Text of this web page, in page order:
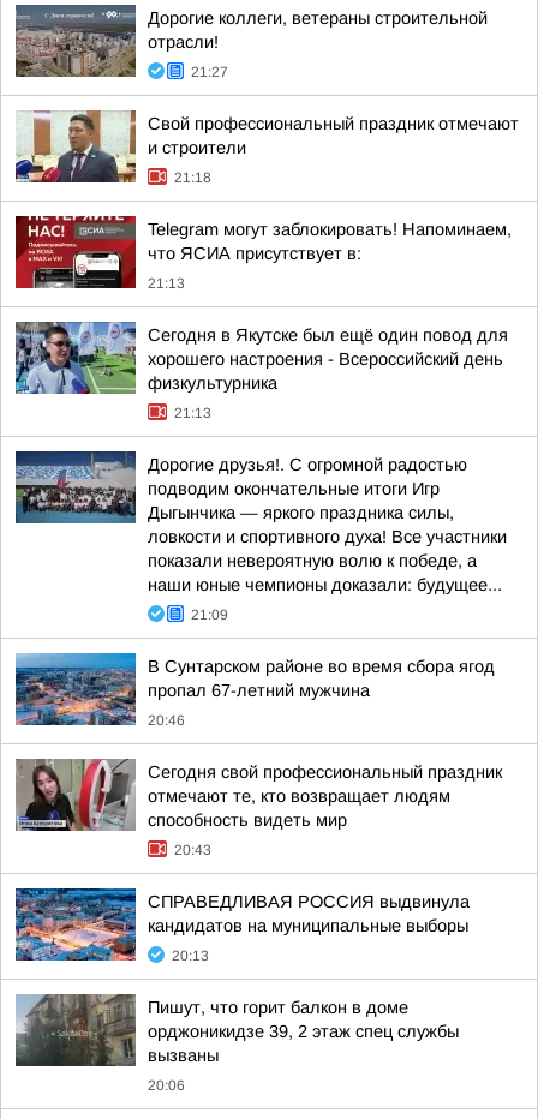
Дорогие коллеги, ветераны строительной
отрасли!
21:27
Свой профессиональный праздник отмечают
и строители
21:18
Telegram могут заблокировать! Напоминаем,
что ЯСИА присутствует в:
21:13
Сегодня в Якутске был ещё один повод для
хорошего настроения - Всероссийский день
физкультурника
21:13
Дорогие друзья!. С огромной радостью
подводим окончательные итоги Игр
Дыгынчика — яркого праздника силы,
ловкости и спортивного духа! Все участники
показали невероятную волю к победе, а
наши юные чемпионы доказали: будущее...
21:09
В Сунтарском районе во время сбора ягод
пропал 67-летний мужчина
20:46
Сегодня свой профессиональный праздник
отмечают те, кто возвращает людям
способность видеть мир
20:43
СПРАВЕДЛИВАЯ РОССИЯ выдвинула
кандидатов на муниципальные выборы
20:13
Пишут, что горит балкон в доме
орджоникидзе 39, 2 этаж спец службы
вызваны
20:06